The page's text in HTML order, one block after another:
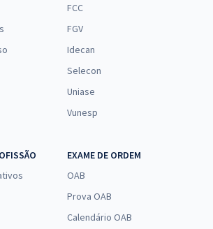
FCC
FGV
Idecan
Selecon
Uniase
Vunesp
EXAME DE ORDEM
OAB
Prova OAB
Calendário OAB